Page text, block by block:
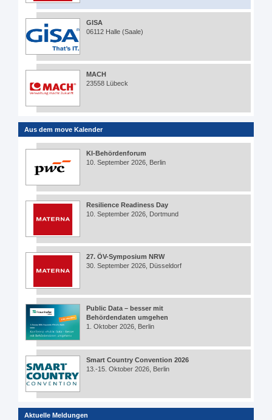
GISA
06112 Halle (Saale)
MACH
23558 Lübeck
Aus dem move Kalender
KI-Behördenforum
10. September 2026, Berlin
Resilience Readiness Day
10. September 2026, Dortmund
27. ÖV-Symposium NRW
30. September 2026, Düsseldorf
Public Data – besser mit
Behördendaten umgehen
1. Oktober 2026, Berlin
Smart Country Convention 2026
13.-15. Oktober 2026, Berlin
Aktuelle Meldungen